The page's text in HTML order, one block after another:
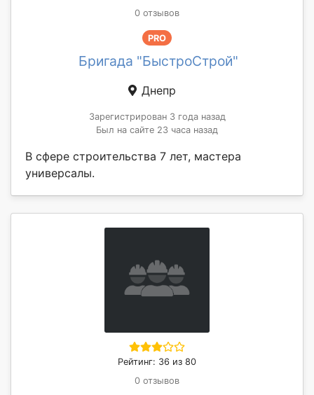
0 отзывов
PRO
Бригада "БыстроСтрой"
Днепр
Зарегистрирован 3 года назад
Был на сайте 23 часа назад
В сфере строительства 7 лет, мастера
универсалы.
Рейтинг: 36 из 80
0 отзывов